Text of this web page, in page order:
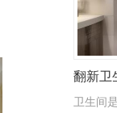
翻新卫
卫生间